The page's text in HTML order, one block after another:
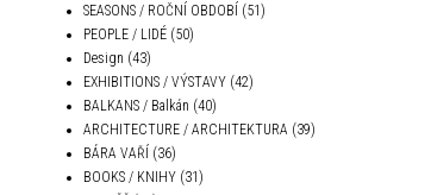
SEASONS / ROČNÍ OBDOBÍ (51)
PEOPLE / LIDÉ (50)
Design (43)
EXHIBITIONS / VÝSTAVY (42)
BALKANS / Balkán (40)
ARCHITECTURE / ARCHITEKTURA (39)
BÁRA VAŘÍ (36)
BOOKS / KNIHY (31)